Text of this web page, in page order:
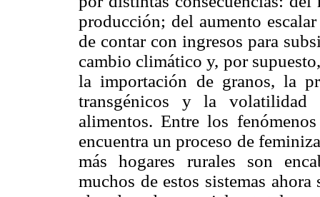
producción; del aumento
de contar con ingresos para
cambio climático y, por
la importación de granos, la
transgénicos y la volatilidad
alimentos. Entre los
encuentra un proceso de
más hogares rurales son
muchos de estos sistemas